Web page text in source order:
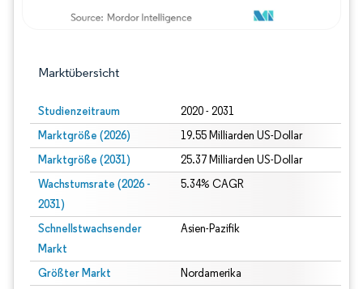
Marktübersicht
Studienzeitraum 2020 - 2031
Marktgröße (2026) 19.55 Milliarden US-Dollar
Marktgröße (2031) 25.37 Milliarden US-Dollar
Wachstumsrate (2026 -
2031)
5.34% CAGR
Schnellstwachsender
Markt
Asien-Pazifik
Größter Markt Nordamerika